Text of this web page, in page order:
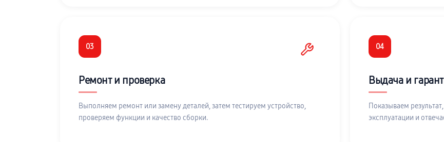
03
Ремонт и проверка
Выполняем ремонт или замену деталей, затем тестируем устройство,
проверяем функции и качество сборки.
04
Выдача и
Показываем
эксплуатации и